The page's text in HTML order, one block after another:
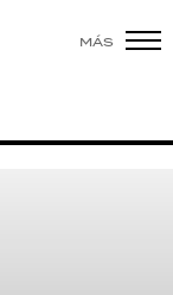
MÁS